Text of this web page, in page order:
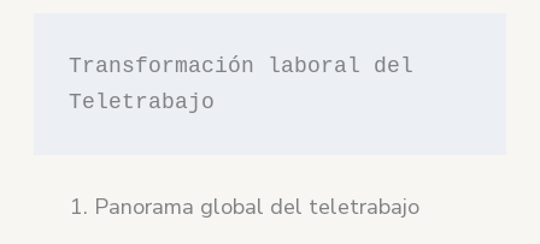
Transformación laboral del
Teletrabajo
Panorama global del teletrabajo